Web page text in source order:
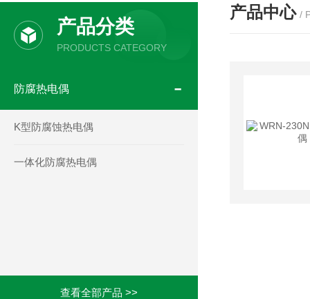
产品分类
PRODUCTS CATEGORY
防腐热电偶
K型防腐蚀热电偶
一体化防腐热电偶
查看全部产品 >>
产品中心 /